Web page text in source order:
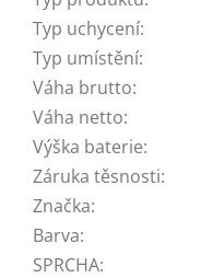
Typ uchycení:
Typ umístění:
Váha brutto:
Váha netto:
Výška baterie:
Záruka těsnosti:
Značka:
Barva:
SPRCHA: